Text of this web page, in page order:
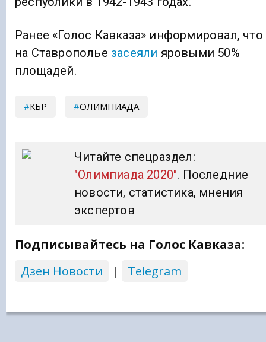
Ранее «Голос Кавказа» информировал, что
на Ставрополье засеяли яровыми 50%
площадей.
КБР ОЛИМПИАДА
Читайте спецраздел:
"Олимпиада 2020". Последние
новости, статистика, мнения
экспертов
Подписывайтесь на Голос Кавказа:
Дзен Новости
| Telegram